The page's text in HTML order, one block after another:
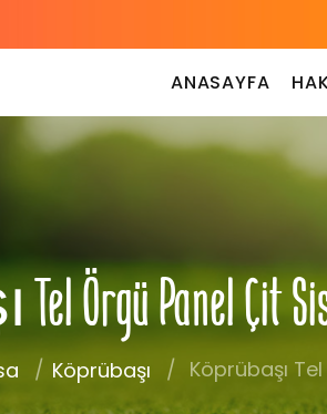
ANASAYFA
Tel Örgü Panel Çit
Köprübaşı Köprübaşı